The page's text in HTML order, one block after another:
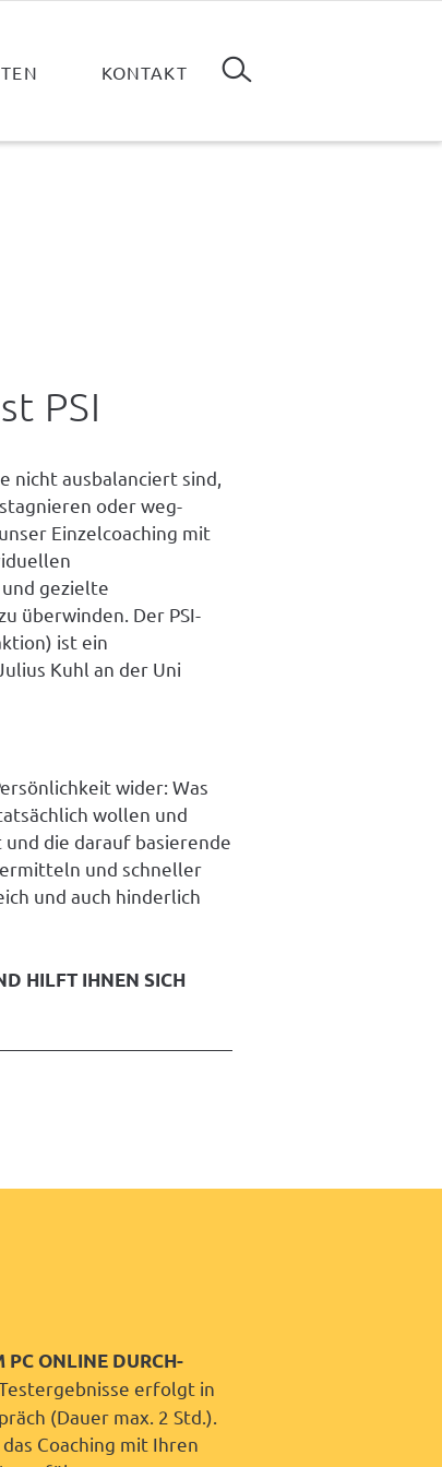
KONTAKT
Suchen
PSI
nicht ausbalanciert sind,
oder weg­
Einzelcoaching mit
gezielte
überwinden. Der PSI-
ist ein
Kuhl an der Uni
wider: Was
wollen und
die darauf basierende
und schneller
und auch hinderlich
HILFT IHNEN SICH
PC ONLINE DURCH­
erfolgt in
(Dauer max. 2 Std.).
Coaching mit Ihren